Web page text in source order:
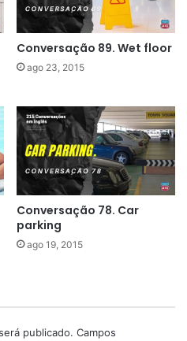
Conversação 89. Wet floor
ago 23, 2015
Conversação 78. Car
parking
ago 19, 2015
publicado. Campos